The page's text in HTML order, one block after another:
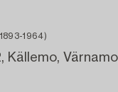
1964)
Källemo,